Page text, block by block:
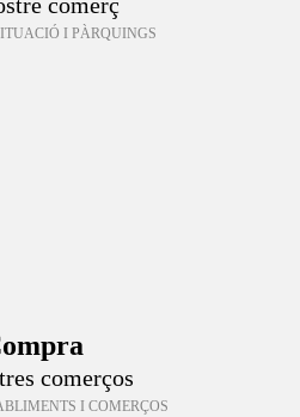
I PÀRQUINGS
comerços
I COMERÇOS